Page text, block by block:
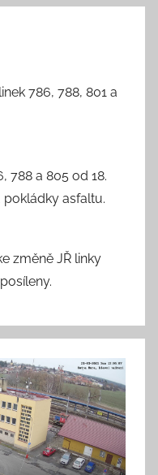
786, 788, 801 a
788 a 805 od 18.
asfaltu.
změně JŘ linky